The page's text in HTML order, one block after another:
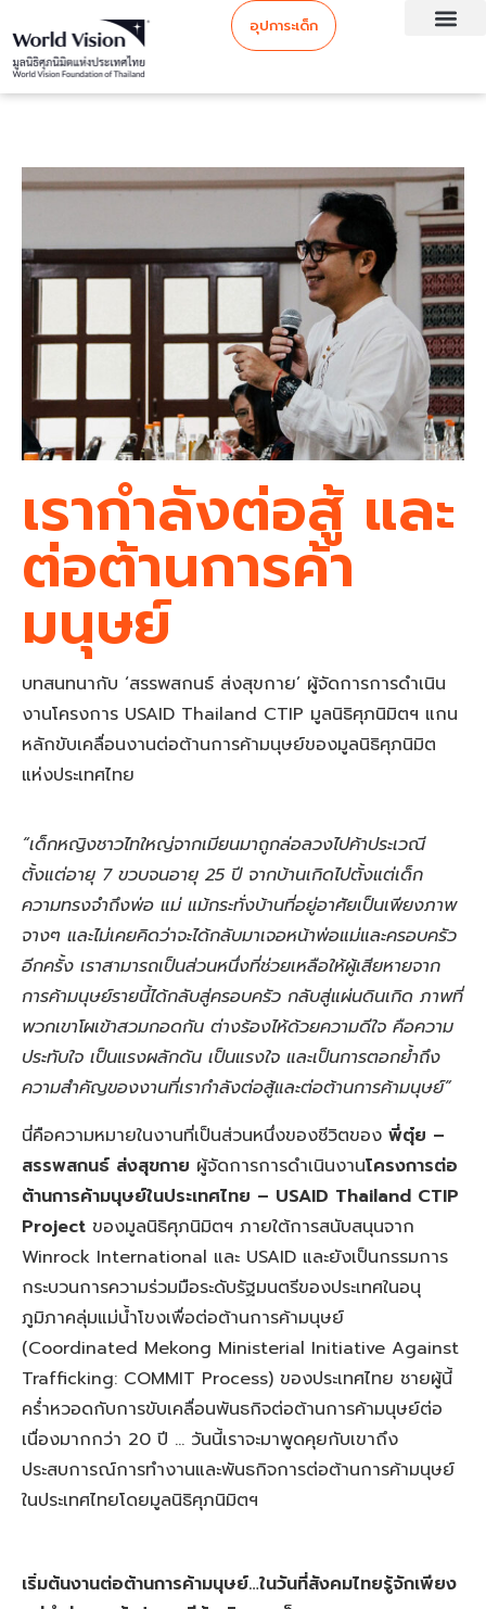
อุปการะเด็ก
เรากำลังต่อสู้ และ
ต่อต้านการค้า
มนุษย์
บทสนทนากับ ‘สรรพสกนธ์ ส่งสุขกาย’ ผู้จัดการการดำเนิน
งานโครงการ USAID Thailand CTIP มูลนิธิศุภนิมิตฯ แกน
หลักขับเคลื่อนงานต่อต้านการค้ามนุษย์ของมูลนิธิศุภนิมิต
แห่งประเทศไทย
“เด็กหญิงชาวไทใหญ่จากเมียนมาถูกล่อลวงไปค้าประเวณี
ตั้งแต่อายุ 7 ขวบจนอายุ 25 ปี จากบ้านเกิดไปตั้งแต่เด็ก
ความทรงจำถึงพ่อ แม่ แม้กระทั่งบ้านที่อยู่อาศัยเป็นเพียงภาพ
จางๆ และไม่เคยคิดว่าจะได้กลับมาเจอหน้าพ่อแม่และครอบครัว
อีกครั้ง เราสามารถเป็นส่วนหนึ่งที่ช่วยเหลือให้ผู้เสียหายจาก
การค้ามนุษย์รายนี้ได้กลับสู่ครอบครัว กลับสู่แผ่นดินเกิด ภาพที่
พวกเขาโผเข้าสวมกอดกัน ต่างร้องไห้ด้วยความดีใจ คือความ
ประทับใจ เป็นแรงผลักดัน เป็นแรงใจ และเป็นการตอกย้ำถึง
ความสำคัญของงานที่เรากำลังต่อสู้และต่อต้านการค้ามนุษย์”
นี่คือความหมายในงานที่เป็นส่วนหนึ่งของชีวิตของ พี่ตุ๋ย –
สรรพสกนธ์ ส่งสุขกาย ผู้จัดการการดำเนินงานโครงการต่อ
ต้านการค้ามนุษย์ในประเทศไทย – USAID Thailand CTIP
Project ของมูลนิธิศุภนิมิตฯ ภายใต้การสนับสนุนจาก
Winrock International และ USAID และยังเป็นกรรมการ
กระบวนการความร่วมมือระดับรัฐมนตรีของประเทศในอนุ
ภูมิภาคลุ่มแม่น้ำโขงเพื่อต่อต้านการค้ามนุษย์
(Coordinated Mekong Ministerial Initiative Against
Trafficking: COMMIT Process) ของประเทศไทย ชายผู้นี้
คร่ำหวอดกับการขับเคลื่อนพันธกิจต่อต้านการค้ามนุษย์ต่อ
เนื่องมากกว่า 20 ปี … วันนี้เราจะมาพูดคุยกับเขาถึง
ประสบการณ์การทำงานและพันธกิจการต่อต้านการค้ามนุษย์
ในประเทศไทยโดยมูลนิธิศุภนิมิตฯ
เริ่มต้นงานต่อต้านการค้ามนุษย์…ในวันที่สังคมไทยรู้จักเพียง